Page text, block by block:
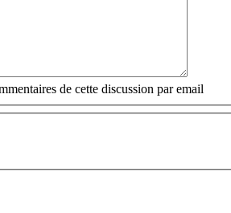
de cette discussion par email